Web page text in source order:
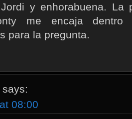
y enhorabuena. La
me encaja dentro
para la pregunta.
says:
08:00